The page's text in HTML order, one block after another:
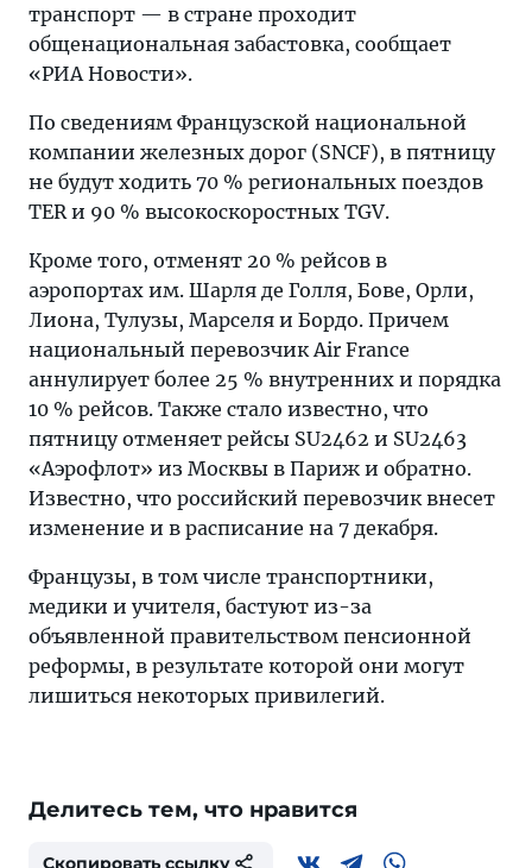
транспорт — в стране проходит
общенациональная забастовка, сообщает
«РИА Новости».
По сведениям Французской национальной
компании железных дорог (SNCF), в пятницу
не будут ходить 70 % региональных поездов
TER и 90 % высокоскоростных TGV.
Кроме того, отменят 20 % рейсов в
аэропортах им. Шарля де Голля, Бове, Орли,
Лиона, Тулузы, Марселя и Бордо. Причем
национальный перевозчик Air France
аннулирует более 25 % внутренних и порядка
10 % рейсов. Также стало известно, что
пятницу отменяет рейсы SU2462 и SU2463
«Аэрофлот» из Москвы в Париж и обратно.
Известно, что российский перевозчик внесет
изменение и в расписание на 7 декабря.
Французы, в том числе транспортники,
медики и учителя, бастуют из-за
объявленной правительством пенсионной
реформы, в результате которой они могут
лишиться некоторых привилегий.
Делитесь тем, что нравится
Скопировать ссылку